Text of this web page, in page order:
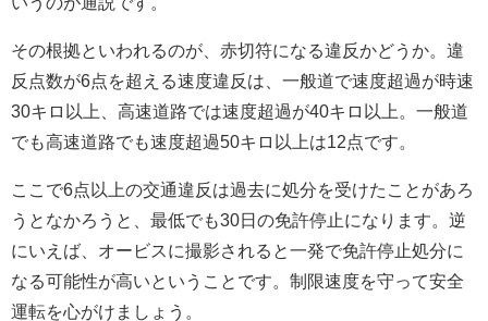
その根拠といわれるのが、赤切符になる違反かどうか。違
反点数が6点を超える速度違反は、一般道で速度超過が時速
30キロ以上、高速道路では速度超過が40キロ以上。一般道
でも高速道路でも速度超過50キロ以上は12点です。
ここで6点以上の交通違反は過去に処分を受けたことがあろ
うとなかろうと、最低でも30日の免許停止になります。逆
にいえば、オービスに撮影されると一発で免許停止処分に
なる可能性が高いということです。制限速度を守って安全
運転を心がけましょう。